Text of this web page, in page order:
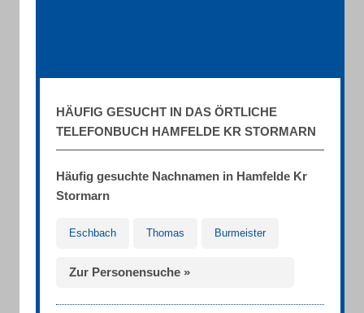
HÄUFIG GESUCHT IN DAS ÖRTLICHE
TELEFONBUCH HAMFELDE KR STORMARN
Häufig gesuchte Nachnamen in Hamfelde Kr
Stormarn
Eschbach Thomas Burmeister
Zur Personensuche »